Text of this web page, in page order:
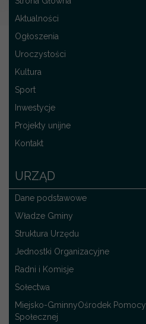
Aktualności
Ogłoszenia
Uroczystości
Kultura
Sport
Inwestycje
Projekty unijne
Kontakt
URZĄD
Dane podstawowe
Władze Gminy
Struktura Urzędu
Jednostki Organizacyjne
Radni i Komisje
Sołectwa
Miejsko-GminnyOśrodek Pomocy
Społecznej